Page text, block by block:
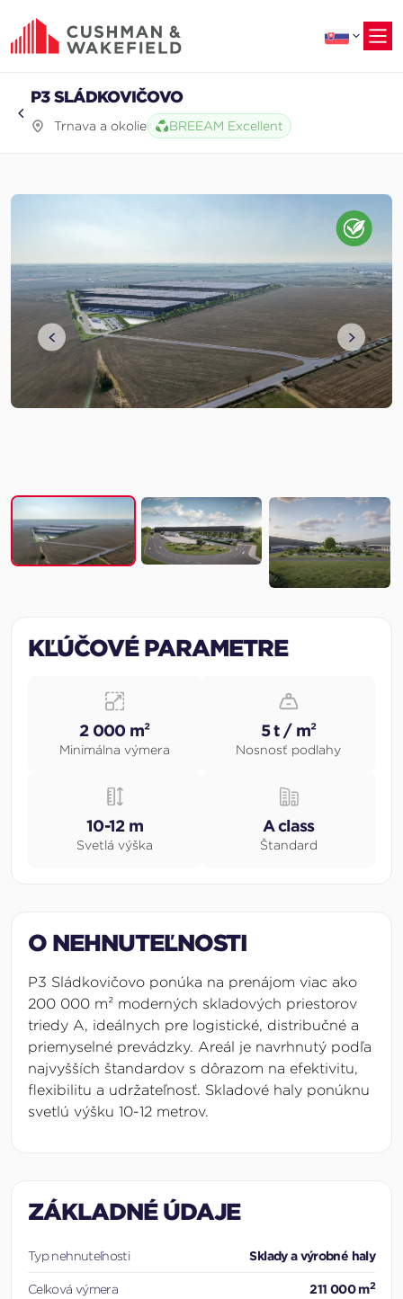
hlavný
obsah
P3 SLÁDKOVIČOVO
Trnava a okolie BREEAM Excellent
KĽÚČOVÉ PARAMETRE
2 000 m²
Minimálna výmera
5 t / m²
Nosnosť podlahy
10-12 m
Svetlá výška
A class
Štandard
O NEHNUTEĽNOSTI
P3 Sládkovičovo ponúka na prenájom viac ako
200 000 m² moderných skladových priestorov
triedy A, ideálnych pre logistické, distribučné a
priemyselné prevádzky. Areál je navrhnutý podľa
najvyšších štandardov s dôrazom na efektivitu,
flexibilitu a udržateľnosť. Skladové haly ponúknu
svetlú výšku 10-12 metrov.
ZÁKLADNÉ ÚDAJE
Typ nehnuteľnosti Sklady a výrobné haly
Celková výmera 211 000 m2